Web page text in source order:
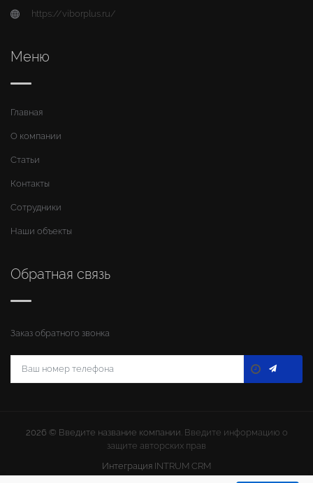
https://viborplus.ru/
Меню
Главная
О компании
Статьи
Контакты
Сотрудники
Наши объекты
Обратная связь
Заказ обратного звонка
2026 © Введите название компании . Введите информацию о
защите авторских прав
Интеграция INTRUM CRM